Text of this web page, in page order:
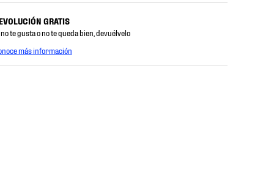
GRATIS
te gusta o no te queda bien, devuélvelo
más información